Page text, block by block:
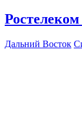
Дальний Восток